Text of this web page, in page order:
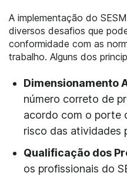
A implementação do
diversos desafios que
conformidade com as
trabalho. Alguns dos
Dimensionamento
número correto de
acordo com o porte
risco das atividades
Qualificação dos
os profissionais do